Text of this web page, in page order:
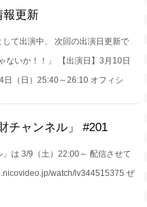
報更新
て出演中、 次回の出演日更新で
ないか！！」 【出演日】3月10日
日（日）25:40～26:10 オフィシ
チャンネル」 #201
は 3/9（土）22:00～ 配信させて
watch/lv344515375 ぜ